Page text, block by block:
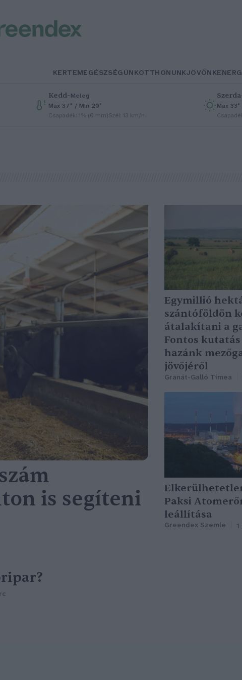
KERTEMEGÉSZSÉGÜNKOTTHONUNKJÖVŐNK
Kedd–Meleg
Max 37° / Min 20°
Csapadék: 1% (0 mm)Szél: 13 km/h
Szerda
Max 33°
is segíteni
Egymillió
szántóföldön
átalakítani a
Fontos
hazánk
jövőjéről
Granát-Galló Tímea
Paksi
leállítása
Greendex Szemle 1